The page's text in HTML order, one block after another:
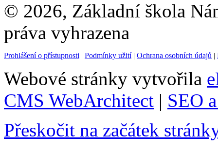
© 2026, Základní škola
práva vyhrazena
Prohlášení o přístupnosti | Podmínky užití| Ochrana osobních údajů |
Webové stránky vytvořila
CMS WebArchitect | SEO
Přeskočit na začátek